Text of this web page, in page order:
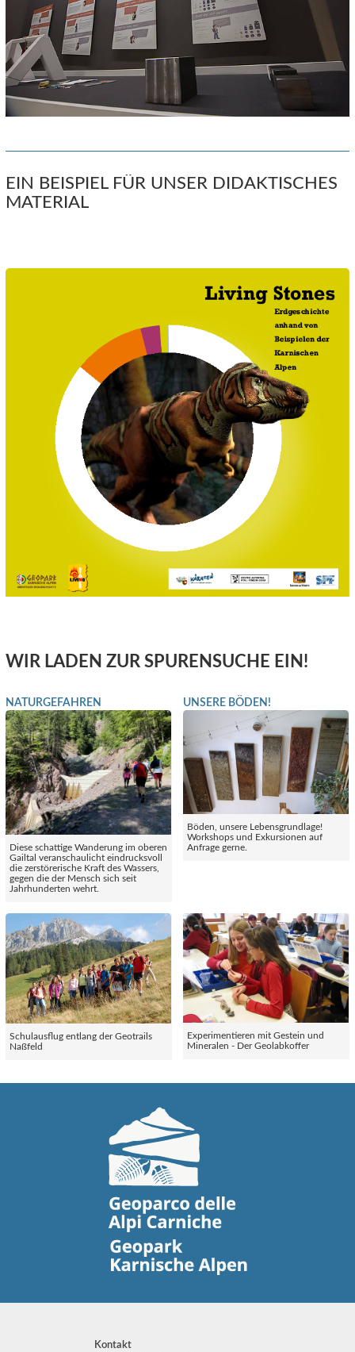
EIN BEISPIEL FÜR UNSER DIDAKTISCHES
MATERIAL
WIR LADEN ZUR SPURENSUCHE EIN!
NATURGEFAHREN
Diese schattige Wanderung im oberen
Gailtal veranschaulicht eindrucksvoll
die zerstörerische Kraft des Wassers,
gegen die der Mensch sich seit
Jahrhunderten wehrt.
UNSERE BÖDEN!
Böden, unsere Lebensgrundlage!
Workshops und Exkursionen auf
Anfrage gerne.
Schulausflug entlang der Geotrails
Naßfeld
Experimentieren mit Gestein und
Mineralen - Der Geolabkoffer
Kontakt